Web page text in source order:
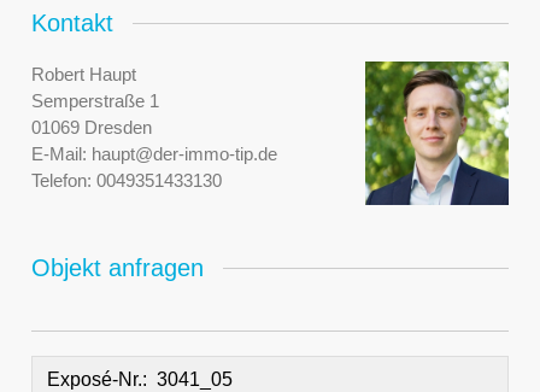
Kontakt
Robert Haupt
Semperstraße 1
01069 Dresden
E-Mail: haupt@der-immo-tip.de
Telefon: 0049351433130
Objekt anfragen
Exposé-Nr.: